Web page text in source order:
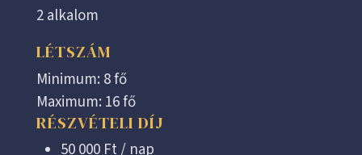
2 alkalom
LÉTSZÁM
Minimum: 8 fő
Maximum: 16 fő
RÉSZVÉTELI DÍJ
50 000 Ft / nap